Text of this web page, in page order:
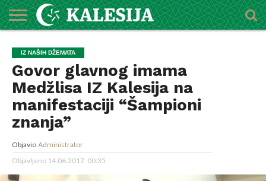
O
MEDŽLISU
DŽEMATI
IMAMI
MEKTEBSKI
CENTAR
VIJESTI
HUTBE
NAJAVE
KALENDAR
KONTAKT
IZ NAŠIH DŽEMATA
Govor glavnog imama
Medžlisa IZ Kalesija na
manifestaciji “Šampioni
znanja”
Objavio Administrator
Objavljeno 14.06.2017. 00:35